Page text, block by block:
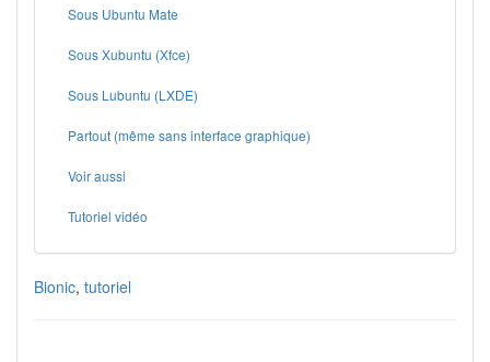
Sous Ubuntu Mate
Sous Xubuntu (Xfce)
Sous Lubuntu (LXDE)
Partout (même sans interface graphique)
Voir aussi
Tutoriel vidéo
Bionic, tutoriel